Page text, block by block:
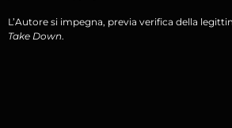
L’Autore si impegna, previa verifica della
Take Down.